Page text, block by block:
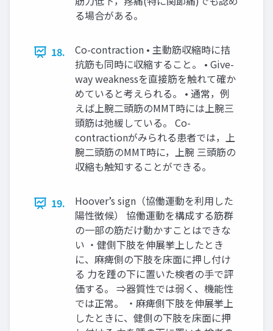
る場合がある。
18.
Co-contraction • 主動筋収縮時に拮
抗筋も同時に収縮すること。 • Give-
way weaknessを直接筋を触れて確か
めていると考えられる。 • 通常，例
えば上腕二頭筋のMMT時には上腕三
頭筋は弛緩している。 Co-
contractionがみられる患者では，上
腕二頭筋のMMT時に，上腕 三頭筋の
収縮も触知することができる。
19.
Hoover’s sign（協働運動を利用した
陽性徴候） 協働運動を構成する筋群
の一部の筋だけ動かすことはできな
い ・健側下肢を伸展挙上したとき
に、麻痺側の下肢を床面に押し付け
る 力を踵の下に置いた検者の手で評
価する。 ⇒器質性では弱く、機能性
では正常。 ・麻痺側下肢を伸展挙上
したときに、健側の下肢を床面に押